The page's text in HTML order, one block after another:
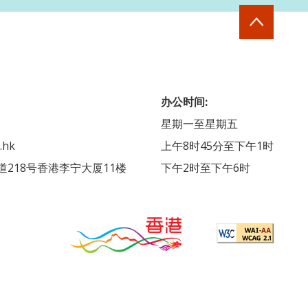
218号香港李宁大厦11楼
办公时间:
星期一至星期五
上午8时45分至下午1时
下午2时至下午6时